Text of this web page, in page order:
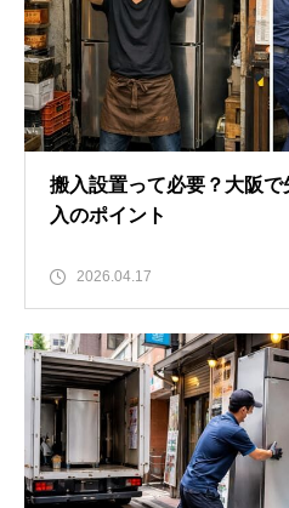
搬入設置って必要？大阪
入のポイント
2026.04.17